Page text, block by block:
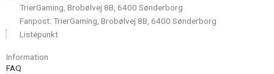
TrierGaming, Brobølvej 8B, 6400 Sønderborg
Fanpost: TrierGaming, Brobølvej 8B, 6400 Sønderborg
Listepunkt
Information
FAQ